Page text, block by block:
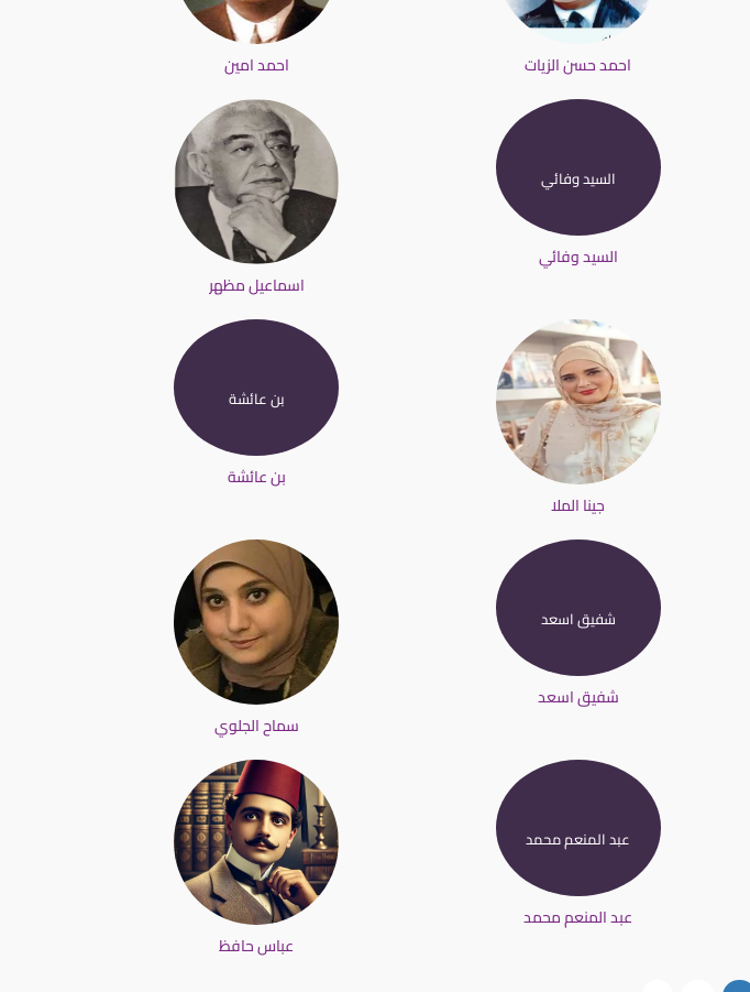
احمد امين احمد حسن الزيات
اسماعيل مظهر
السيد وفائي
السيد وفائي
بن عائشة
بن عائشة
جينا الملا
سماح الجلوي
شفيق اسعد
شفيق اسعد
عباس حافظ
عبد المنعم محمد
عبد المنعم محمد